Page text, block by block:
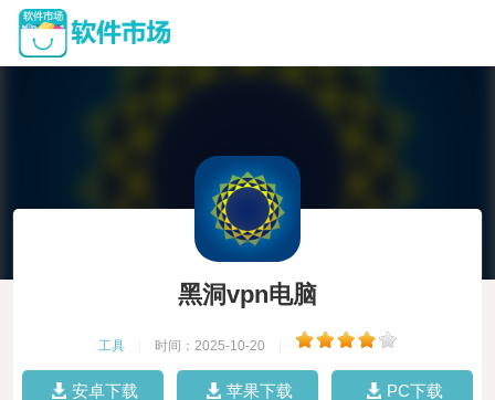
黑洞vpn电脑
工具 时间：2025-10-20
安卓下载 苹果下载 PC下载